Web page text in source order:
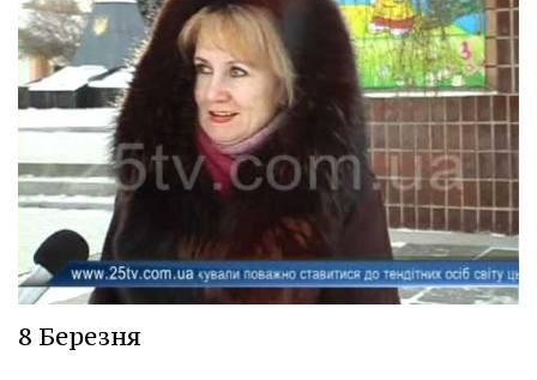
8 Березня